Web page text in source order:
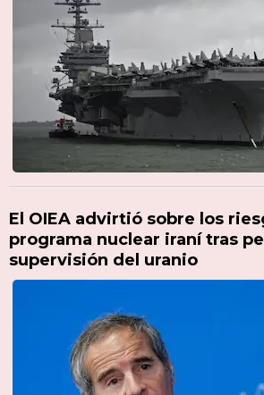
El OIEA advirtió sobre los
programa nuclear iraní tras
supervisión del uranio